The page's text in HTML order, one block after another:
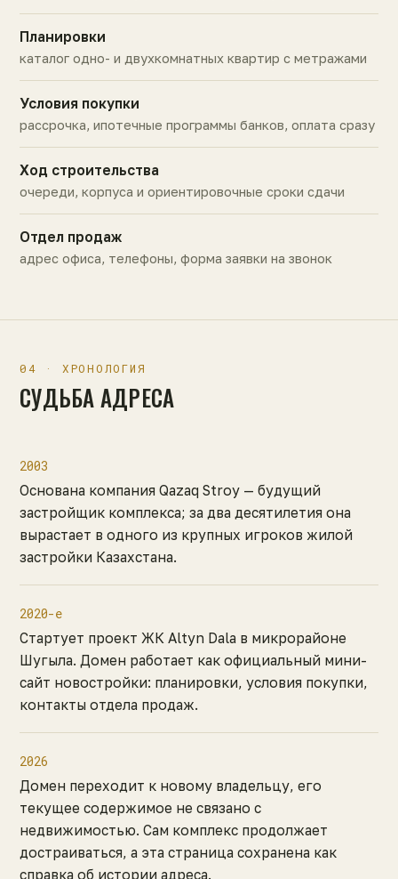
Планировки
каталог одно- и двухкомнатных квартир с метражами
Условия покупки
рассрочка, ипотечные программы банков, оплата сразу
Ход строительства
очереди, корпуса и ориентировочные сроки сдачи
Отдел продаж
адрес офиса, телефоны, форма заявки на звонок
04 · ХРОНОЛОГИЯ
СУДЬБА АДРЕСА
2003
Основана компания Qazaq Stroy — будущий
застройщик комплекса; за два десятилетия она
вырастает в одного из крупных игроков жилой
застройки Казахстана.
2020-е
Стартует проект ЖК Altyn Dala в микрорайоне
Шугыла. Домен работает как официальный мини-
сайт новостройки: планировки, условия покупки,
контакты отдела продаж.
2026
Домен переходит к новому владельцу, его
текущее содержимое не связано с
недвижимостью. Сам комплекс продолжает
достраиваться, а эта страница сохранена как
справка об истории адреса.